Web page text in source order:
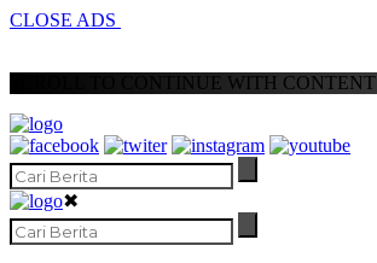
CLOSE ADS
SCROLL TO CONTINUE WITH CONTENT
✖